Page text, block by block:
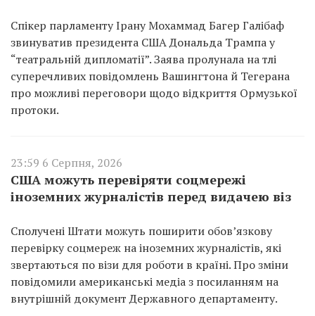
Спікер парламенту Ірану Мохаммад Багер Галібаф
звинуватив президента США Дональда Трампа у
“театральній дипломатії”. Заява пролунала на тлі
суперечливих повідомлень Вашингтона й Тегерана
про можливі переговори щодо відкриття Ормузької
протоки.
23:59 6 Серпня, 2026
США можуть перевіряти соцмережі
іноземних журналістів перед видачею віз
Сполучені Штати можуть поширити обов’язкову
перевірку соцмереж на іноземних журналістів, які
звертаються по візи для роботи в країні. Про зміни
повідомили американські медіа з посиланням на
внутрішній документ Державного департаменту.